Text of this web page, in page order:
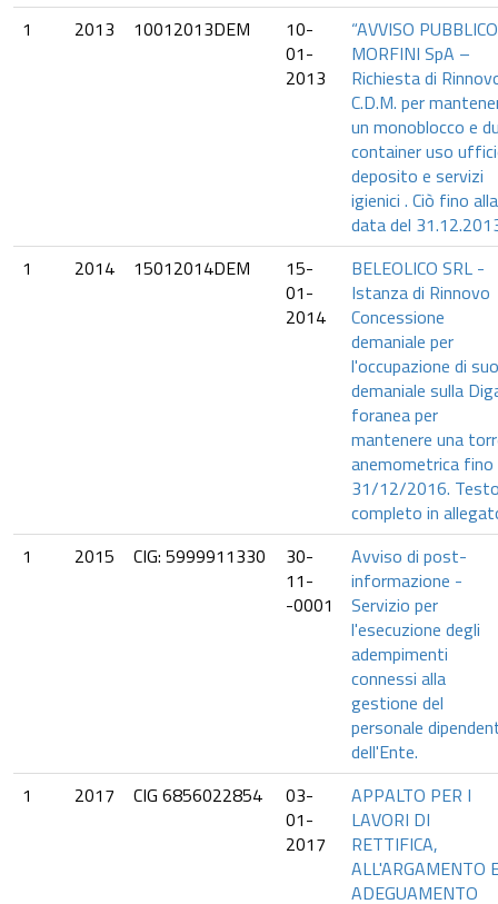
1
2013 10012013DEM
10-
01-
2013
“AVVISO
MORFINI SpA –
Richiesta di
C.D.M. per
un monoblocco e
container uso
deposito e servizi
igienici . Ciò fino alla
data del
1
2014 15012014DEM
15-
01-
2014
BELEOLICO SRL -
Istanza di Rinnovo
Concessione
demaniale per
l'occupazione di
demaniale sulla
foranea per
mantenere una
anemometrica fino
31/12/2016.
completo in
1
2015 CIG: 5999911330
30-
11-
-0001
Avviso di post-
informazione -
Servizio per
l'esecuzione degli
adempimenti
connessi alla
gestione del
personale
dell'Ente.
1
2017 CIG 6856022854
03-
01-
2017
APPALTO PER I
LAVORI DI
RETTIFICA,
ALL'ARGAMENTO
ADEGUAMENTO